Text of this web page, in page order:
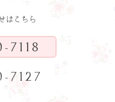
はこちら
7118
7127